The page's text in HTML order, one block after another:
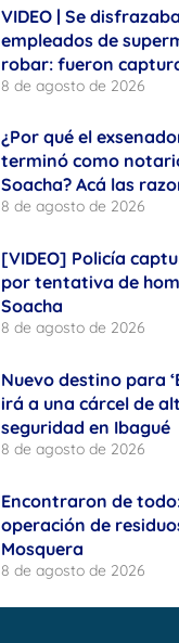
VIDEO | Se
empleados de
robar: fueron
8 de agosto de 2026
¿Por qué el
terminó como
Soacha? Acá las
8 de agosto de 2026
[VIDEO] Policía
por tentativa de
Soacha
8 de agosto de 2026
Nuevo destino para
irá a una cárcel de
seguridad en Ibagué
8 de agosto de 2026
Encontraron de
operación de
Mosquera
8 de agosto de 2026